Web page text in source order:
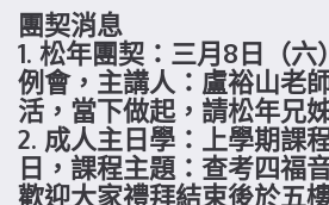
團契消息
1. 松年團契：三月8日（六
例會，主講人：盧裕山老
活，當下做起，請松年兄
2. 成人主日學：上學期課
日，課程主題：查考四福
歡迎大家禮拜結束後於五